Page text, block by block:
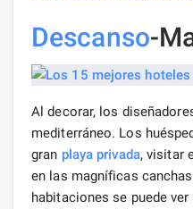
Descanso-
Al decorar, los
mediterráneo. Los
gran playa privada, visitar
en las magníficas
habitaciones se puede